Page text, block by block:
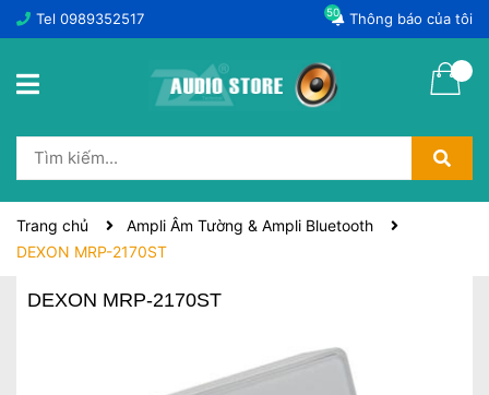
Tel 0989352517 Thông báo của tôi
50
Trang chủ
Ampli Âm Tường & Ampli Bluetooth
DEXON MRP-2170ST
DEXON MRP-2170ST